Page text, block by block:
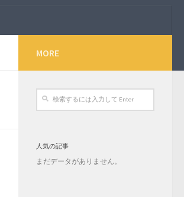
MORE
人気の記事
まだデータがありません。